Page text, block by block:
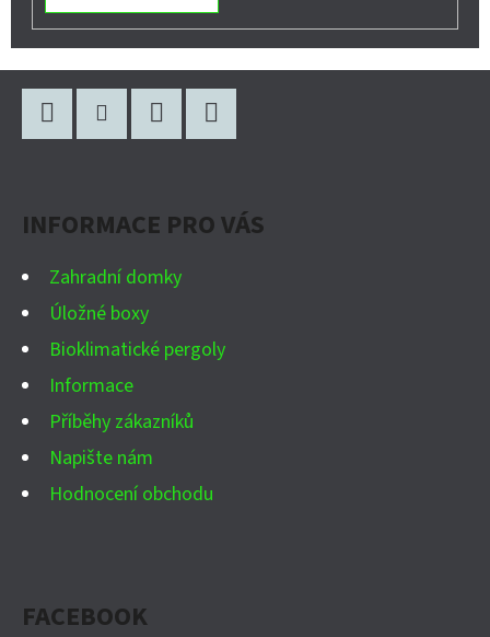
INFORMACE PRO VÁS
Zahradní domky
Úložné boxy
Bioklimatické pergoly
Informace
Příběhy zákazníků
Napište nám
Hodnocení obchodu
FACEBOOK